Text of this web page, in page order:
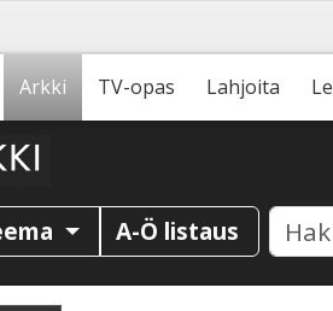
Arkki TV-opas Lahjoita
A-Ö listaus